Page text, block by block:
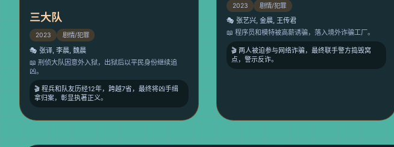
三大队
2023 剧情/犯罪
🎭 张译, 李晨, 魏晨
📖 刑侦大队因意外入狱，出狱后以平民身份继续追
凶。
🎬 程兵和队友历经12年，跨越7省，最终将凶手缉
拿归案，彰显执著正义。
2023 剧情/犯罪
🎭 张艺兴, 金晨, 王传君
📖 程序员和模特被高薪诱骗，落入境外诈骗工厂。
🎬 两人被迫参与网络诈骗，最终联手警方捣毁窝
点，警示反诈。